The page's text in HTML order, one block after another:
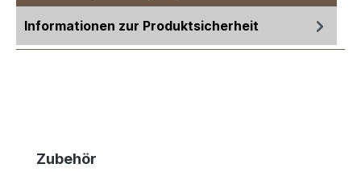
Informationen zur Produktsicherheit
Produktgalerie überspringen
Zubehör